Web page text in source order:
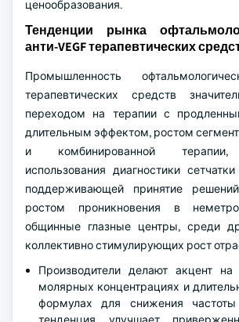
ценообразования.
Тенденции рынка
анти-VEGF терапевтических
Промышленность
терапевтических средств
переходом на терапии с
длительным эффектом, ростом
и комбинированной терапии,
использования диагностики
поддерживающей принятие
ростом проникновения в
общинные глазные центры, среди
коллективно стимулирующих рост
Производители делают акцент
молярных концентрациях и
формулах для снижения